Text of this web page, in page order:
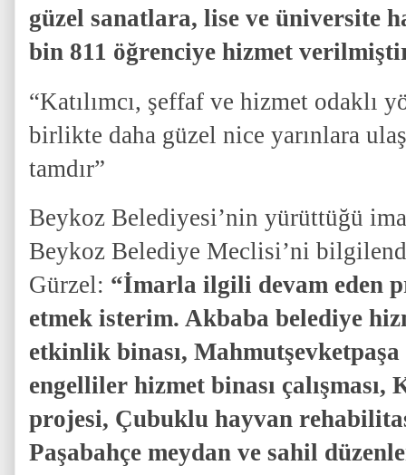
güzel sanatlara, lise ve üniversite
bin 811 öğrenciye hizmet
“Katılımcı, şeffaf ve hizmet odaklı
birlikte daha güzel nice yarınlara
tamdır”
Beykoz Belediyesi’nin yürüttüğü
Beykoz Belediye Meclisi’ni
Gürzel: “İmarla ilgili devam eden
etmek isterim. Akbaba belediye
etkinlik binası, Mahmutşevketpaşa
engelliler hizmet binası çalışması,
projesi, Çubuklu hayvan
Paşabahçe meydan ve sahil